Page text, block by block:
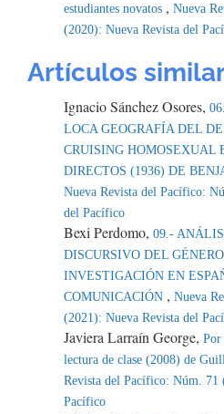
estudiantes novatos , Nueva
(2020): Nueva Revista del
Artículos
Ignacio Sánchez Osores,
LOCA GEOGRAFÍA DEL
CRUISING HOMOSEXUAL
DIRECTOS (1936) DE
Nueva Revista del Pacífico:
del Pacífico
Bexi Perdomo, 09.-
DISCURSIVO DEL
INVESTIGACIÓN EN
COMUNICACIÓN , Nueva
(2021): Nueva Revista del
Javiera Larraín George, Por
lectura de clase (2008) de
Revista del Pacífico: Núm. 71
Pacífico